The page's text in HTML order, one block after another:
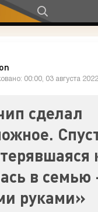
00:00, 03 августа 2022
сделал
в семью
руками»